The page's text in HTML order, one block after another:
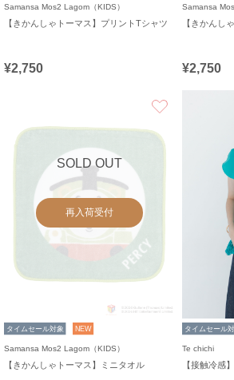
Samansa Mos2 Lagom（KIDS）
【きかんしゃトーマス】プリントTシャツ
¥2,750
Samansa
【きかんし
¥2,750
SOLD OUT
再入荷受付
タイムセール対象 NEW
Samansa Mos2 Lagom（KIDS）
【きかんしゃトーマス】ミニタオル
タイムセール
Te chichi